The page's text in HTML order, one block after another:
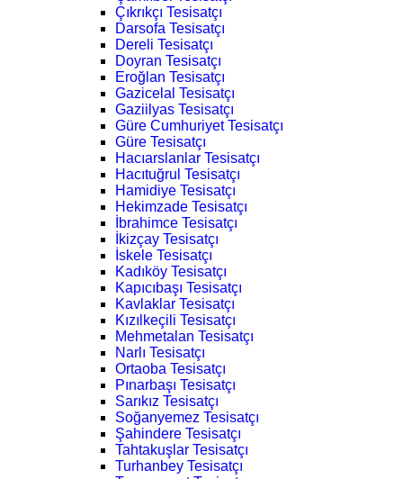
Çıkrıkçı Tesisatçı
Darsofa Tesisatçı
Dereli Tesisatçı
Doyran Tesisatçı
Eroğlan Tesisatçı
Gazicelal Tesisatçı
Gaziilyas Tesisatçı
Güre Cumhuriyet Tesisatçı
Güre Tesisatçı
Hacıarslanlar Tesisatçı
Hacıtuğrul Tesisatçı
Hamidiye Tesisatçı
Hekimzade Tesisatçı
İbrahimce Tesisatçı
İkizçay Tesisatçı
İskele Tesisatçı
Kadıköy Tesisatçı
Kapıcıbaşı Tesisatçı
Kavlaklar Tesisatçı
Kızılkeçili Tesisatçı
Mehmetalan Tesisatçı
Narlı Tesisatçı
Ortaoba Tesisatçı
Pınarbaşı Tesisatçı
Sarıkız Tesisatçı
Soğanyemez Tesisatçı
Şahindere Tesisatçı
Tahtakuşlar Tesisatçı
Turhanbey Tesisatçı